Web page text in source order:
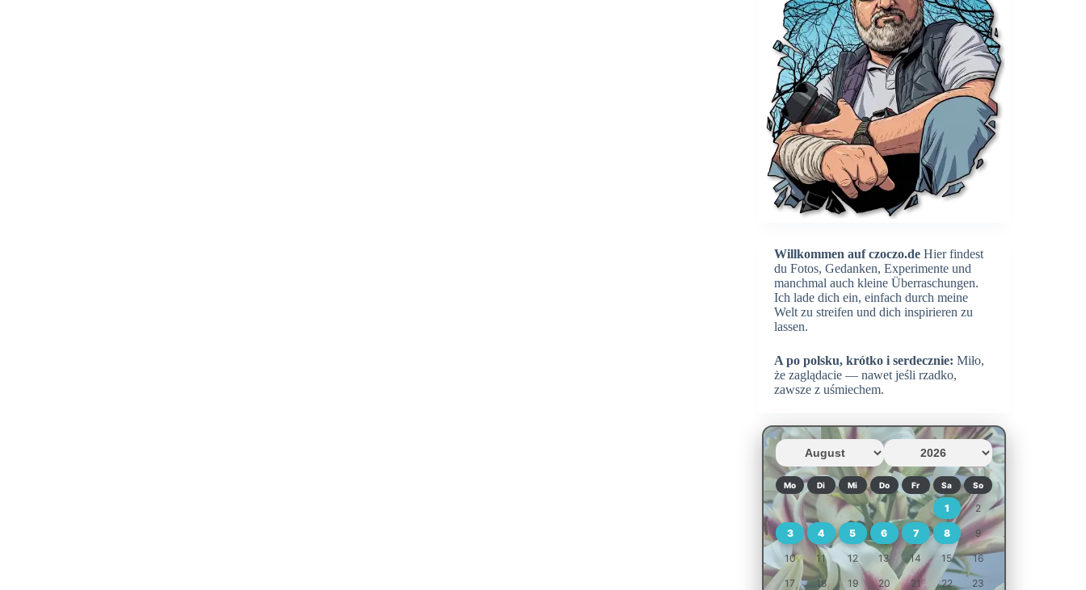
Willkommen auf czoczo.de Hier findest
du Fotos, Gedanken, Experimente und
manchmal auch kleine Überraschungen.
Ich lade dich ein, einfach durch meine
Welt zu streifen und dich inspirieren zu
lassen.
A po polsku, krótko i serdecznie: Miło,
że zaglądacie — nawet jeśli rzadko,
zawsze z uśmiechem.
Mo Di Mi Do Fr Sa So
1 2
3 4 5 6 7 8 9
10 11 12 13 14 15 16
17 18 19 20 21 22 23